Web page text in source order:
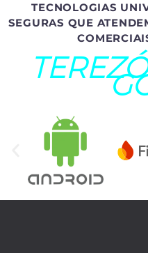
TECNOLOGIAS
SEGURAS QUE